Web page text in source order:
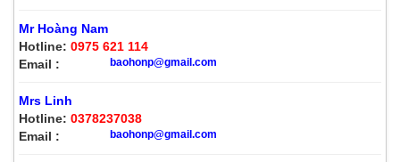
Mr Hoàng Nam
Hotline: 0975 621 114
Email :
baohonp@gmail.com
Mrs Linh
Hotline: 0378237038
Email :
baohonp@gmail.com